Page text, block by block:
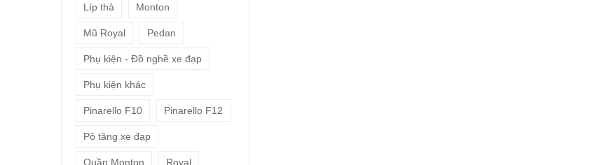
Líp thả Monton
Mũ Royal Pedan
Phụ kiện - Đồ nghề xe đạp
Phụ kiện khác
Pinarello F10 Pinarello F12
Pô tăng xe đạp
Quần Monton Royal